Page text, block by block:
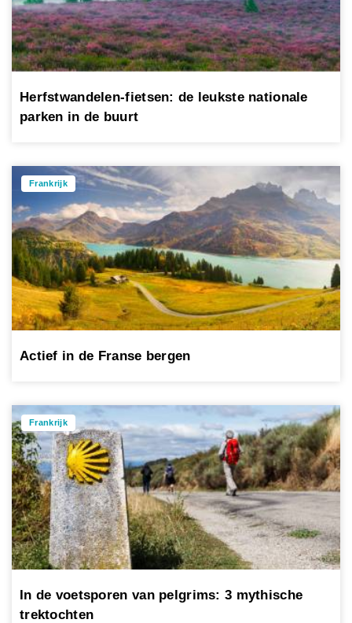
Herfstwandelen-fietsen: de leukste nationale
parken in de buurt
Frankrijk
Actief in de Franse bergen
Frankrijk
In de voetsporen van pelgrims: 3 mythische
trektochten